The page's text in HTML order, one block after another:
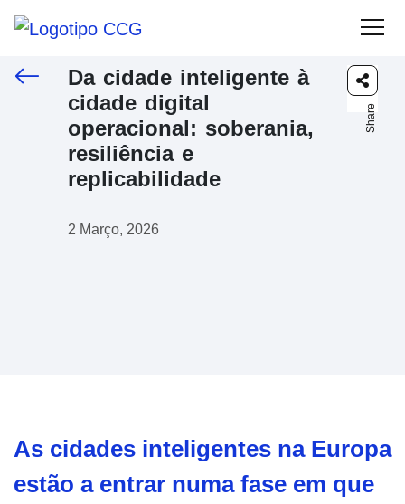
Share
Da cidade inteligente à
cidade digital
operacional: soberania,
resiliência e
replicabilidade
2 Março, 2026
As cidades inteligentes na Europa
estão a entrar numa fase em que